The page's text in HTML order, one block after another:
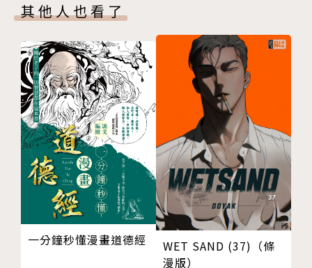
其他人也看了
一分鐘秒懂漫畫道德經
WET SAND (37)（條
漫版）